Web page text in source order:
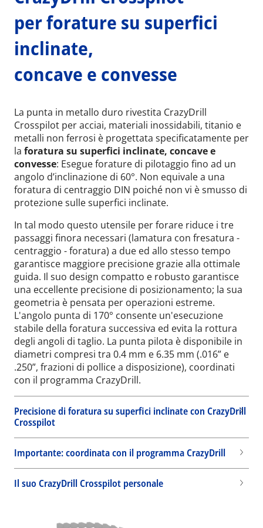
per forature su superfici
inclinate,
concave e convesse
La punta in metallo duro rivestita CrazyDrill
Crosspilot per acciai, materiali inossidabili, titanio e
metalli non ferrosi è progettata specificatamente per
la foratura su superfici inclinate, concave e
convesse: Esegue forature di pilotaggio fino ad un
angolo d’inclinazione di 60°. Non equivale a una
foratura di centraggio DIN poiché non vi è smusso di
protezione sulle superfici inclinate.
In tal modo questo utensile per forare riduce i tre
passaggi finora necessari (lamatura con fresatura -
centraggio - foratura) a due ed allo stesso tempo
garantisce maggiore precisione grazie alla ottimale
guida. Il suo design compatto e robusto garantisce
una eccellente precisione di posizionamento; la sua
geometria è pensata per operazioni estreme.
L'angolo punta di 170° consente un'esecuzione
stabile della foratura successiva ed evita la rottura
degli angoli di taglio. La punta pilota è disponibile in
diametri compresi tra 0.4 mm e 6.35 mm (.016” e
.250”, frazioni di pollice a disposizione), coordinati
con il programma CrazyDrill.
Precisione di foratura su superfici inclinate con CrazyDrill
Crosspilot
Importante: coordinata con il programma CrazyDrill
Il suo CrazyDrill Crosspilot personale